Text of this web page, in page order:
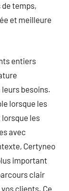
temps,
et meilleure
entiers
besoins.
lorsque les
lorsque les
avec
Certyneo
important
clair
clients. Ce